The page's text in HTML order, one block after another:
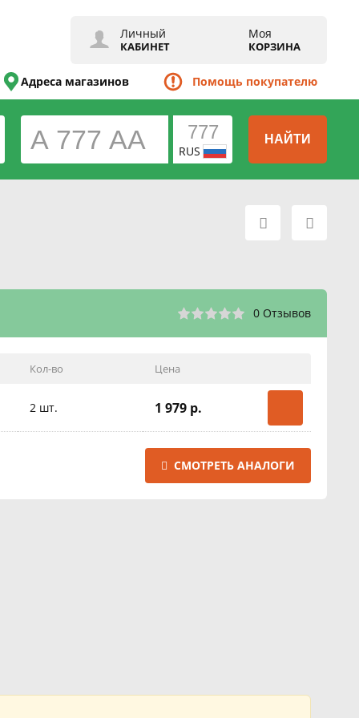
Личный
КАБИНЕТ
Моя
КОРЗИНА
Адреса магазинов Помощь покупателю
RUS
НАЙТИ
0 Отзывов
Кол-во Цена
2 шт. 1 979 р.
СМОТРЕТЬ АНАЛОГИ